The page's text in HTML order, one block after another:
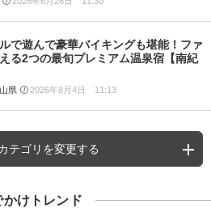
で遊んで豪華バイキングも堪能！ファ
る2つの最旬プレミアム温泉宿【南紀
県 2026年8月4日 11:13
テゴリを変更する
かけトレンド